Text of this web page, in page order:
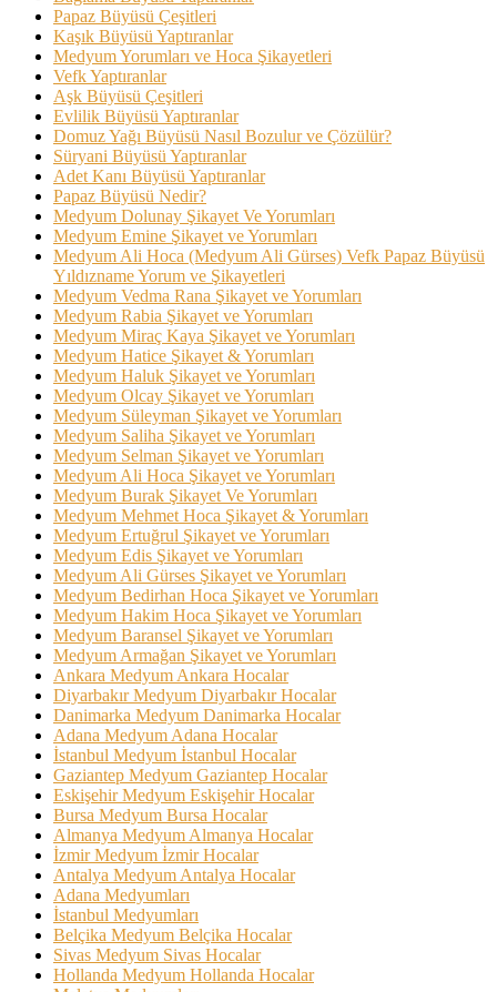
Papaz Büyüsü Çeşitleri
Kaşık Büyüsü Yaptıranlar
Medyum Yorumları ve Hoca Şikayetleri
Vefk Yaptıranlar
Aşk Büyüsü Çeşitleri
Evlilik Büyüsü Yaptıranlar
Domuz Yağı Büyüsü Nasıl Bozulur ve Çözülür?
Süryani Büyüsü Yaptıranlar
Adet Kanı Büyüsü Yaptıranlar
Papaz Büyüsü Nedir?
Medyum Dolunay Şikayet Ve Yorumları
Medyum Emine Şikayet ve Yorumları
Medyum Ali Hoca (Medyum Ali Gürses) Vefk Papaz Büyüsü
Yıldızname Yorum ve Şikayetleri
Medyum Vedma Rana Şikayet ve Yorumları
Medyum Rabia Şikayet ve Yorumları
Medyum Miraç Kaya Şikayet ve Yorumları
Medyum Hatice Şikayet & Yorumları
Medyum Haluk Şikayet ve Yorumları
Medyum Olcay Şikayet ve Yorumları
Medyum Süleyman Şikayet ve Yorumları
Medyum Saliha Şikayet ve Yorumları
Medyum Selman Şikayet ve Yorumları
Medyum Ali Hoca Şikayet ve Yorumları
Medyum Burak Şikayet Ve Yorumları
Medyum Mehmet Hoca Şikayet & Yorumları
Medyum Ertuğrul Şikayet ve Yorumları
Medyum Edis Şikayet ve Yorumları
Medyum Ali Gürses Şikayet ve Yorumları
Medyum Bedirhan Hoca Şikayet ve Yorumları
Medyum Hakim Hoca Şikayet ve Yorumları
Medyum Baransel Şikayet ve Yorumları
Medyum Armağan Şikayet ve Yorumları
Ankara Medyum Ankara Hocalar
Diyarbakır Medyum Diyarbakır Hocalar
Danimarka Medyum Danimarka Hocalar
Adana Medyum Adana Hocalar
İstanbul Medyum İstanbul Hocalar
Gaziantep Medyum Gaziantep Hocalar
Eskişehir Medyum Eskişehir Hocalar
Bursa Medyum Bursa Hocalar
Almanya Medyum Almanya Hocalar
İzmir Medyum İzmir Hocalar
Antalya Medyum Antalya Hocalar
Adana Medyumları
İstanbul Medyumları
Belçika Medyum Belçika Hocalar
Sivas Medyum Sivas Hocalar
Hollanda Medyum Hollanda Hocalar